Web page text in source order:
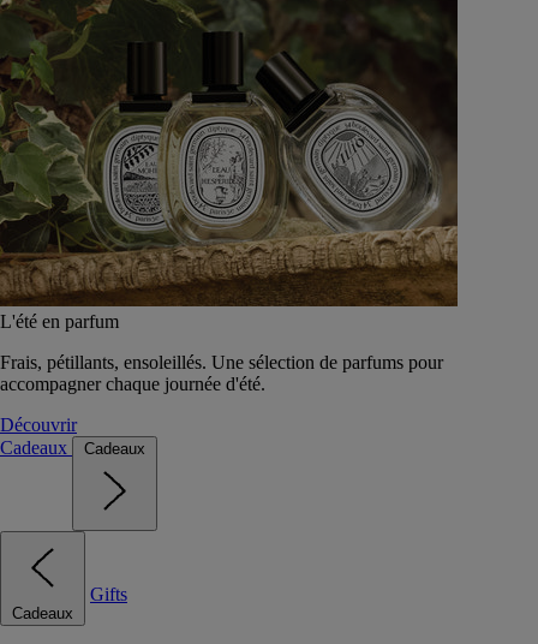
L'été en parfum
Frais, pétillants, ensoleillés. Une sélection de parfums pour
accompagner chaque journée d'été.
Découvrir
Cadeaux
Cadeaux
Cadeaux
Gifts